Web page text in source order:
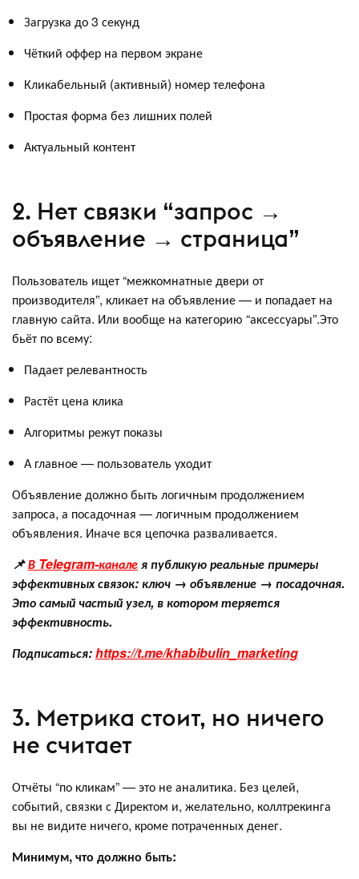
Загрузка до 3 секунд
Чёткий оффер на первом экране
Кликабельный (активный) номер телефона
Простая форма без лишних полей
Актуальный контент
2. Нет связки “запрос →
объявление → страница”
Пользователь ищет “межкомнатные двери от
производителя”, кликает на объявление — и попадает на
главную сайта. Или вообще на категорию “аксессуары”.Это
бьёт по всему:
Падает релевантность
Растёт цена клика
Алгоритмы режут показы
А главное — пользователь уходит
Объявление должно быть логичным продолжением
запроса, а посадочная — логичным продолжением
объявления. Иначе вся цепочка разваливается.
📌В Telegram-каналея публикую реальные примеры
эффективных связок: ключ → объявление → посадочная.
Это самый частый узел, в котором теряется
эффективность.
Подписаться:https://t.me/khabibulin_marketing
3. Метрика стоит, но ничего
не считает
Отчёты “по кликам” — это не аналитика. Без целей,
событий, связки с Директом и, желательно, коллтрекинга
вы не видите ничего, кроме потраченных денег.
Минимум, что должно быть: